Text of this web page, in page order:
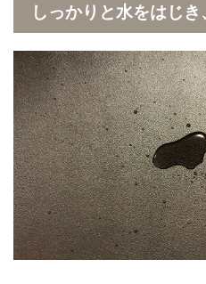
しっかりと水をはじ